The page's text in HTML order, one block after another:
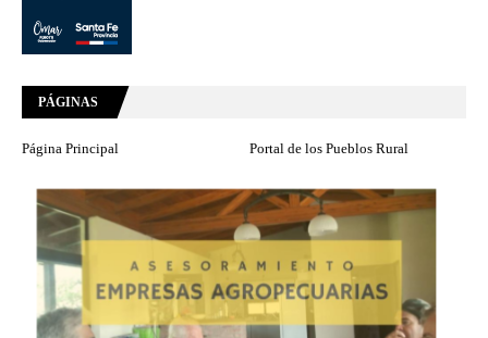
PÁGINAS
Página Principal Portal de los Pueblos Rural